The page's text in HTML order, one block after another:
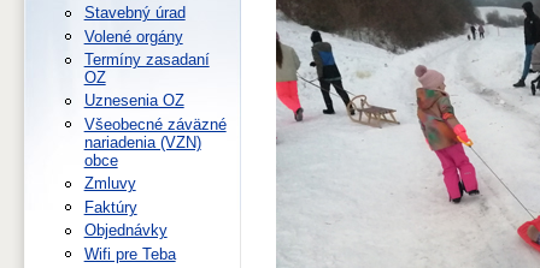
Stavebný úrad
Volené orgány
Termíny zasadaní
OZ
Uznesenia OZ
Všeobecné záväzné
nariadenia (VZN)
obce
Zmluvy
Faktúry
Objednávky
Wifi pre Teba